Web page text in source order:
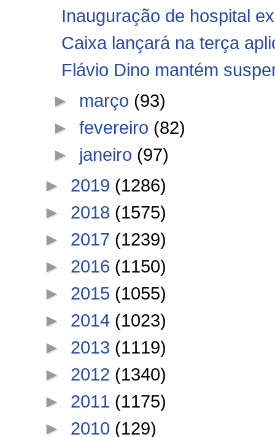
Inauguração de hospital
Caixa lançará na terça
Flávio Dino mantém
► março (93)
►fevereiro (82)
► janeiro (97)
► 2019 (1286)
► 2018 (1575)
► 2017 (1239)
► 2016 (1150)
► 2015 (1055)
► 2014 (1023)
► 2013 (1119)
► 2012 (1340)
► 2011 (1175)
► 2010 (129)